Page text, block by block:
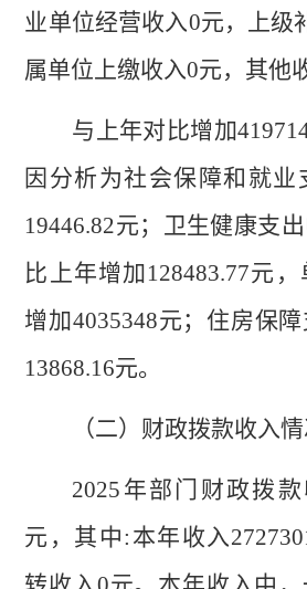
业单位经营收入0元，上级
属单位上缴收入0元，其他
与上年对比增加
因分析为社会保障和就业
19446.82元；
卫生健康支
比上年增加128483.77元，
增加4035348元； 住房保
13868.16元。
（二）财政拨款收入
2025 年部门财政拨款
元，其中: 本年收入